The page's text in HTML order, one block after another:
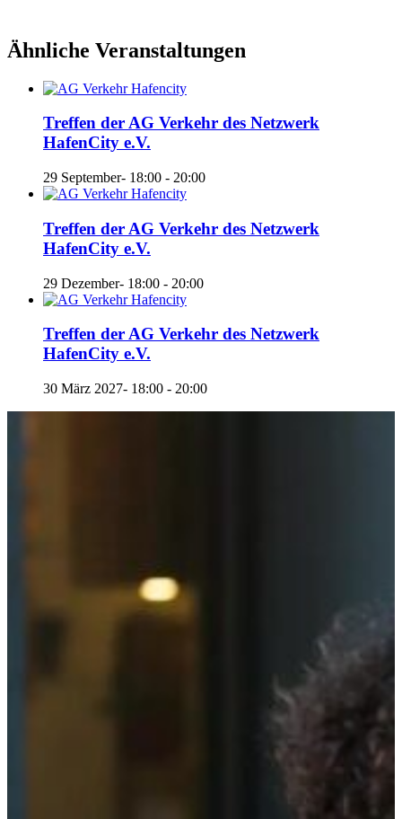
Ähnliche Veranstaltungen
Treffen der AG Verkehr des Netzwerk
HafenCity e.V.
29 September- 18:00 - 20:00
Treffen der AG Verkehr des Netzwerk
HafenCity e.V.
29 Dezember- 18:00 - 20:00
Treffen der AG Verkehr des Netzwerk
HafenCity e.V.
30 März 2027- 18:00 - 20:00